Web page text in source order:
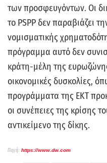
των προσφευγόντων. Οι
το PSPP δεν παραβιάζει
νομισματικής
πρόγραμμα αυτό δεν
κράτη-μέλη της
οικονομικές δυσκολίες,
προγράμματα της ΕΚΤ
οι συνέπειες της κρίσης
αντικείμενο της δίκης.
Πηγή: https://www.dw.com